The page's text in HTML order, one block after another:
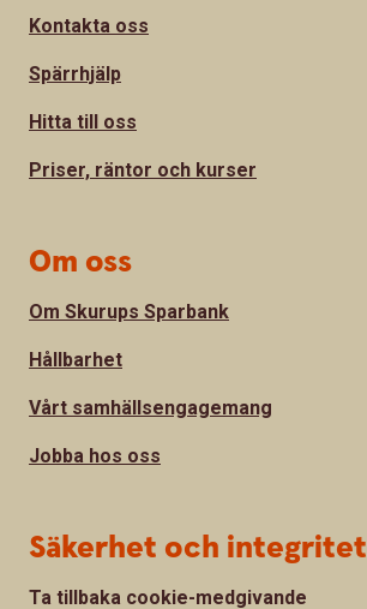
Kontakta oss
Spärrhjälp
Hitta till oss
Priser, räntor och kurser
Om oss
Om Skurups Sparbank
Hållbarhet
Vårt samhällsengagemang
Jobba hos oss
Säkerhet och integritet
Ta tillbaka cookie-medgivande